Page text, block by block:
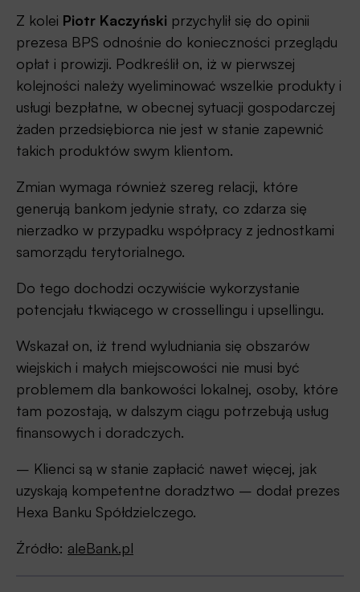
Z kolei Piotr Kaczyński przychylił się do opinii
prezesa BPS odnośnie do konieczności przeglądu
opłat i prowizji. Podkreślił on, iż w pierwszej
kolejności należy wyeliminować wszelkie produkty i
usługi bezpłatne, w obecnej sytuacji gospodarczej
żaden przedsiębiorca nie jest w stanie zapewnić
takich produktów swym klientom.
Zmian wymaga również szereg relacji, które
generują bankom jedynie straty, co zdarza się
nierzadko w przypadku współpracy z jednostkami
samorządu terytorialnego.
Do tego dochodzi oczywiście wykorzystanie
potencjału tkwiącego w crossellingu i upsellingu.
Wskazał on, iż trend wyludniania się obszarów
wiejskich i małych miejscowości nie musi być
problemem dla bankowości lokalnej, osoby, które
tam pozostają, w dalszym ciągu potrzebują usług
finansowych i doradczych.
– Klienci są w stanie zapłacić nawet więcej, jak
uzyskają kompetentne doradztwo – dodał prezes
Hexa Banku Spółdzielczego.
Źródło: aleBank.pl